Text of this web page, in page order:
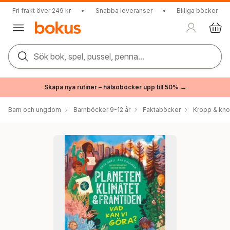
Fri frakt över 249 kr • Snabba leveranser • Billiga böcker
Sök bok, spel, pussel, penna...
Skapa nya rutiner – hälsoböcker upp till 50% →
Barn och ungdom Barnböcker 9-12 år Faktaböcker Kropp &